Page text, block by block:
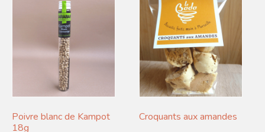
Poivre blanc de Kampot
18g
Croquants aux amandes